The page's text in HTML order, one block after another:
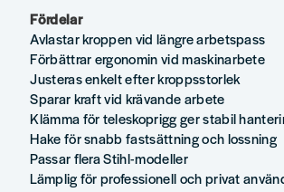
Fördelar
Avlastar kroppen vid längre arbetspass
Förbättrar ergonomin vid maskinarbete
Justeras enkelt efter kroppsstorlek
Sparar kraft vid krävande arbete
Klämma för teleskoprigg ger stabil
Hake för snabb fastsättning och lossning
Passar flera Stihl-modeller
Lämplig för professionell och privat